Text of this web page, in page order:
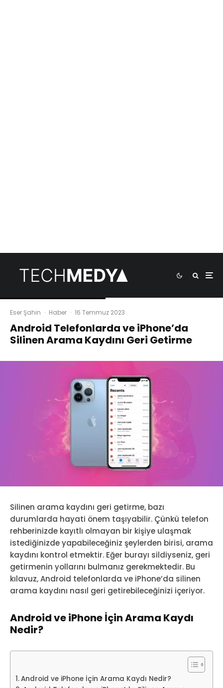
Eser Şahin · Haber · 16 Temmuz 2023
Android Telefonlarda ve iPhone’da
Silinen Arama Kaydını Geri Getirme
Silinen arama kaydını geri getirme, bazı
durumlarda hayati önem taşıyabilir. Çünkü telefon
rehberinizde kayıtlı olmayan bir kişiye ulaşmak
istediğinizde yapabileceğiniz şeylerden birisi, arama
kaydını kontrol etmektir. Eğer burayı sildiyseniz, geri
getirmenin yollarını bulmanız gerekmektedir. Bu
kılavuz, Android telefonlarda ve iPhone’da silinen
arama kaydını nasıl geri getirebileceğinizi içeriyor.
Android ve iPhone İçin Arama Kaydı
Nedir?
Android ve iPhone İçin Arama Kaydı Nedir?